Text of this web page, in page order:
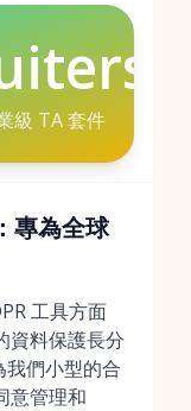
級 TA 套件
專為全球
工具方面
資料保護長分
我們小型的合
意管理和